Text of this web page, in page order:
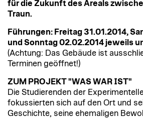
für die Zukunft des Areals
Traun.
Führungen: Freitag 31.01.2014,
und Sonntag 02.02.2014 jeweils
(Achtung: Das Gebäude ist
Terminen geöffnet!)
ZUM PROJEKT "WAS WAR IST"
Die Studierenden der
fokussierten sich auf den Ort und
Geschichte, seine ehemaligen